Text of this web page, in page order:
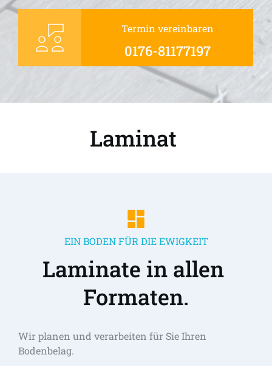
Termin vereinbaren
0176-81177197
Laminat
EIN BODEN FÜR DIE EWIGKEIT
Laminate in allen
Formaten.
Wir planen und verarbeiten für Sie Ihren
Bodenbelag.